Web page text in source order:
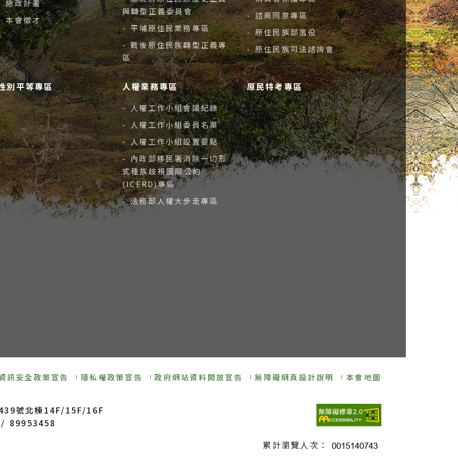
施政計畫
本會徵才
與轉型正義委員會
- 平埔原住民業務專區
- 戰後原住民族轉型正義專
區
- 諮商同意專區
- 原住民族部落役
- 原住民族司法諮詢會
別平等專區 人權業務專區
- 人權工作小組會議紀錄
- 人權工作小組委員名單
- 人權工作小組設置要點
- 內政部移民署消除一切形
式種族歧視國際公約
(ICERD)專區
- 法務部人權大步走專區
原民特考專區
訊安全政策宣告 隱私權政策宣告 政府網站資料開放宣告 無障礙網頁設計說明 本會地圖
號北棟14F/15F/16F
89953458
累計瀏覽人次：